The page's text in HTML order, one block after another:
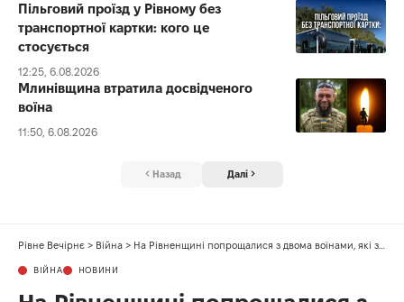
Пільговий проїзд у Рівному без
транспортної картки: кого це
стосується
12:25, 6.08.2026
Млинівщина втратила досвідченого
воїна
11:50, 6.08.2026
Назад Далі
Рівне Вечірнє > Війна > На Рівненщині попрощалися з двома воїнами, які загинули у 2024 році
ВІЙНА НОВИНИ